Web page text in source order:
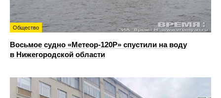
Общество
Восьмое судно «Метеор-120Р» спустили на воду
в Нижегородской области